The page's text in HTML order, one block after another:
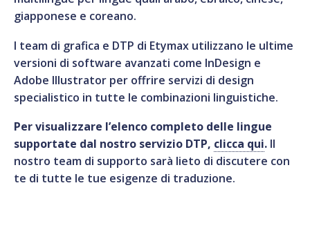
una versione abbreviata del testo.
essere accurata per adattarsi a lingue con lettere
speciali, rispettando le linee guida di design del
brand e garantendo coerenza tra tutte le versioni
linguistiche.
materiale, testo e grafica e di discutere con te su
eventuali immagini che potrebbero richiedere
modifiche per adattarsi meglio al contesto
culturale.
giapponese e coreano.
I team di grafica e DTP di Etymax utilizzano le ultime
versioni di software avanzati come InDesign e
Adobe Illustrator per offrire servizi di design
specialistico in tutte le combinazioni linguistiche.
Per visualizzare l’elenco completo delle lingue
supportate dal nostro servizio DTP, clicca qui. Il
nostro team di supporto sarà lieto di discutere con
te di tutte le tue esigenze di traduzione.